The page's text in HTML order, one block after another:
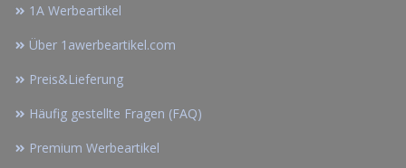
1A Werbeartikel
Über 1awerbeartikel.com
Preis&Lieferung
Häufig gestellte Fragen (FAQ)
Premium Werbeartikel